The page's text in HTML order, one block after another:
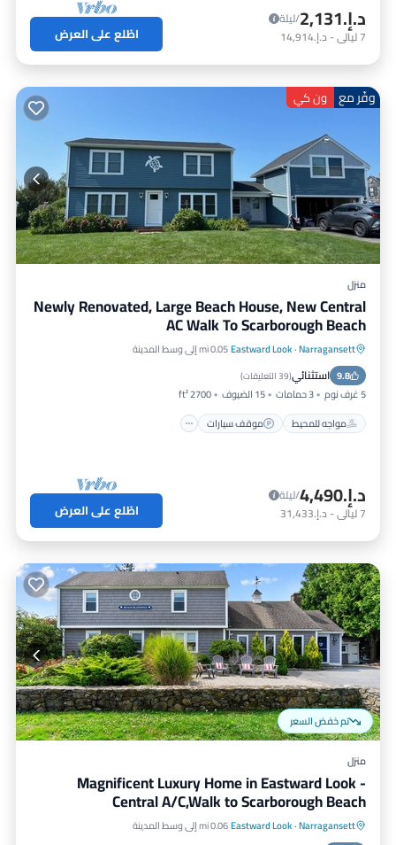
د.إ.‏2,131
/ليلة
7ليالي- د.إ.‏14,914 اطّلع على العرض
وفّر مع ون كي
منزل
Newly Renovated, Large Beach House, New Central
AC Walk To Scarborough Beach
Narragansett
·
Eastward Look0.05 mi إلى وسط المدينة
9.8 استثنائي(39 التعليقات )
5 غرف نوم 3 حمامات 15 الضيوف
2700 ft²
مواجه للمحيط
موقف سيارات
مواجه للمحيط
موقف سيارات
إطلالة على المحيط
د.إ.‏4,490
/ليلة
7ليالي- د.إ.‏31,433 اطّلع على العرض
تم خفض السعر
منزل
Magnificent Luxury Home in Eastward Look -
Central A/C,Walk to Scarborough Beach
Narragansett
·
Eastward Look0.06 mi إلى وسط المدينة
مواجه للمحيط
موقف سيارات